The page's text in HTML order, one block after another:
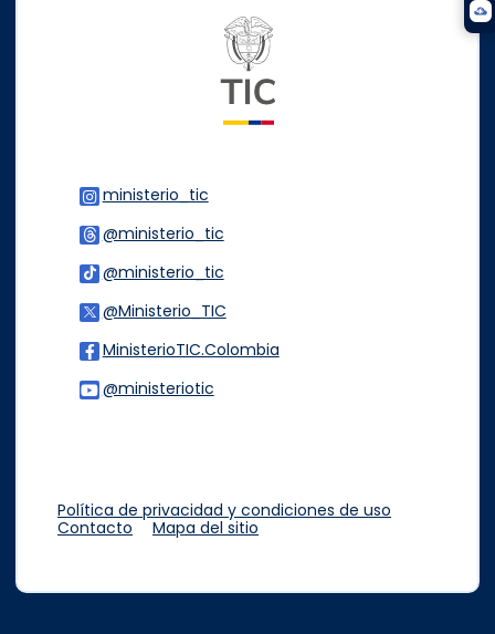
ministerio_tic
@ministerio_tic
@ministerio_tic
@Ministerio_TIC
MinisterioTIC.Colombia
@ministeriotic
Política de privacidad y condiciones de uso
Contacto
Mapa del sitio